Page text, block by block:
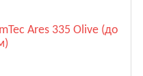
Ares 335 Olive (до